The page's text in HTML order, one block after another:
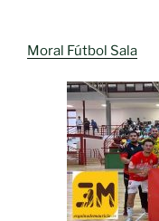
Moral Fútbol Sala